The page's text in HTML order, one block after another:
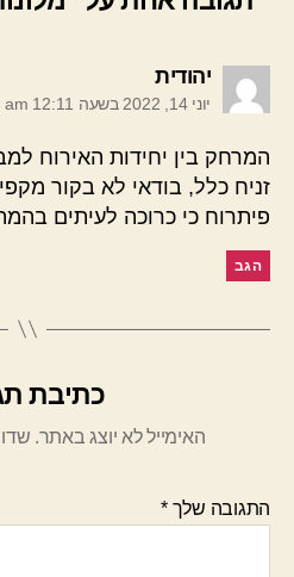
יהודיתא
ו
:
יוני 14, 2022 בשעה 12:11 am
המרחק בין יחידות האירוח
זניח כלל, בודאי לא בקור
פיתרוח כי כרוכה לעיתים
הגב
כתיבת
האימייל לא יוצג באתר.
התגובה שלך*